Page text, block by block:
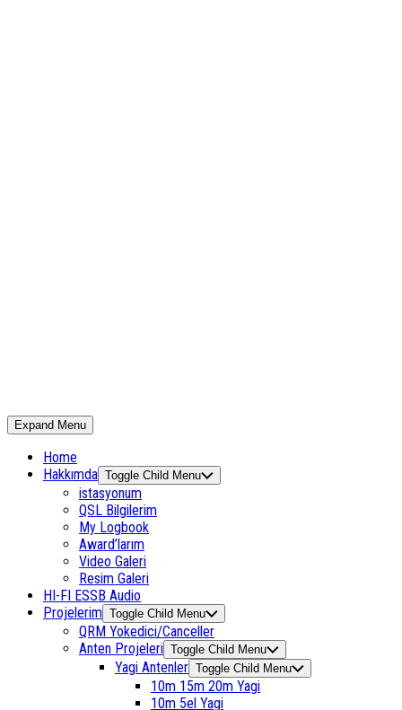
Expand Menu
Home
Hakkımda Toggle Child Menu
istasyonum
QSL Bilgilerim
My Logbook
Award’larım
Video Galeri
Resim Galeri
HI-FI ESSB Audio
Projelerim Toggle Child Menu
QRM Yokedici/Canceller
Anten Projeleri Toggle Child Menu
Yagi Antenler Toggle Child Menu
10m 15m 20m Yagi
10m 5el Yagi